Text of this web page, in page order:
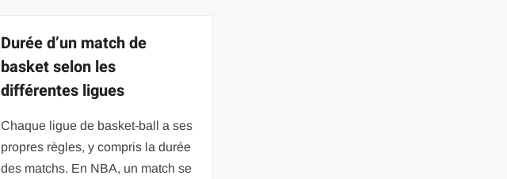
Durée d’un match de
basket selon les
différentes ligues
Chaque ligue de basket-ball a ses
propres règles, y compris la durée
des matchs. En NBA, un match se